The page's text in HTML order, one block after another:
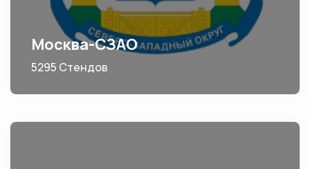
Москва-СЗАО
5295 Стендов